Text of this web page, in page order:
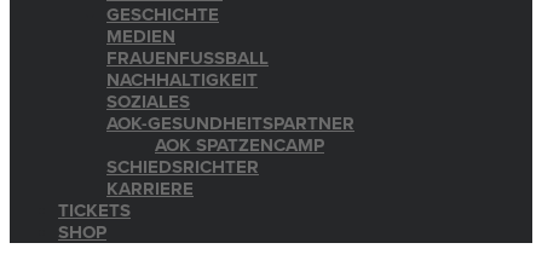
GESCHICHTE
MEDIEN
FRAUENFUSSBALL
NACHHALTIGKEIT
SOZIALES
AOK-GESUNDHEITSPARTNER
AOK SPATZENCAMP
SCHIEDSRICHTER
KARRIERE
TICKETS
SHOP